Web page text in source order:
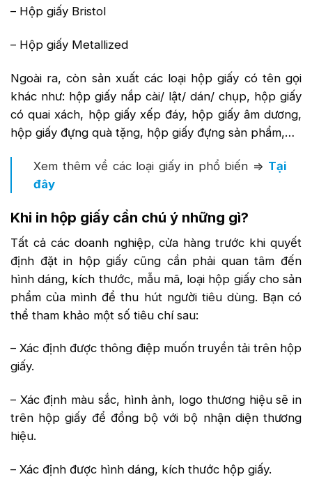
– Hộp giấy Bristol
– Hộp giấy Metallized
Ngoài ra, còn sản xuất các loại hộp giấy có tên gọi
khác như: hộp giấy nắp cài/ lật/ dán/ chụp, hộp giấy
có quai xách, hộp giấy xếp đáy, hộp giấy âm dương,
hộp giấy đựng quà tặng, hộp giấy đựng sản phẩm,…
Xem thêm về các loại giấy in phổ biến => Tại
đây
Khi in hộp giấy cần chú ý những gì?
Tất cả các doanh nghiệp, cửa hàng trước khi quyết
định đặt in hộp giấy cũng cần phải quan tâm đến
hình dáng, kích thước, mẫu mã, loại hộp giấy cho sản
phẩm của mình để thu hút người tiêu dùng. Bạn có
thể tham khảo một số tiêu chí sau:
– Xác định được thông điệp muốn truyền tải trên hộp
giấy.
– Xác định màu sắc, hình ảnh, logo thương hiệu sẽ in
trên hộp giấy để đồng bộ với bộ nhận diện thương
hiệu.
– Xác định được hình dáng, kích thước hộp giấy.